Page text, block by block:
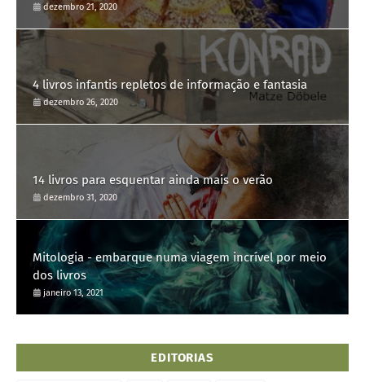
dezembro 21, 2020
4 livros infantis repletos de informação e fantasia
dezembro 26, 2020
14 livros para esquentar ainda mais o verão
dezembro 31, 2020
Mitologia - embarque numa viagem incrível por meio
dos livros
janeiro 13, 2021
EDITORIAS